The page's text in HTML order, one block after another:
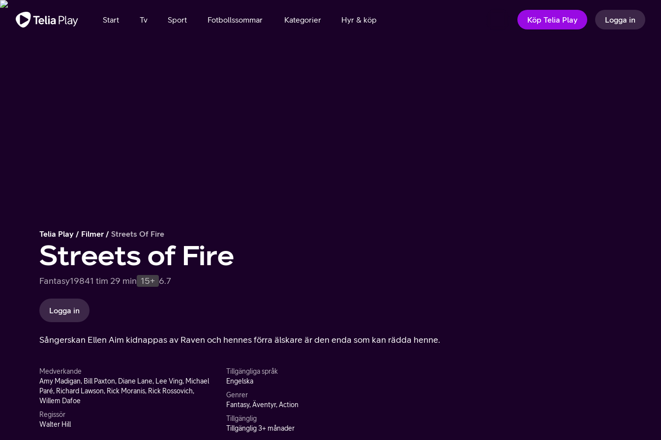
Viktigt meddelande
Start Tv Sport Fotbollssommar Kategorier Hyr & köp Köp Telia Play Logga in
Telia Play Filmer Streets Of Fire
Streets of Fire
Fantasy19841 tim 29 min 15+ 6.7
Logga in
Sångerskan Ellen Aim kidnappas av Raven och hennes förra älskare är den enda som kan rädda henne.
Medverkande
Amy Madigan, Bill Paxton, Diane Lane, Lee Ving, Michael
Paré, Richard Lawson, Rick Moranis, Rick Rossovich,
Willem Dafoe
Regissör
Walter Hill
Tillgängliga språk
Engelska
Genrer
Fantasy, Äventyr, Action
Tillgänglig
Tillgänglig 3+ månader